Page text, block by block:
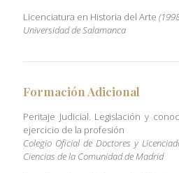
Licenciatura en Historia del Arte
Universidad de Salamanca
Formación Adicional
Peritaje Judicial. Legislación y
ejercicio de la profesión
Colegio Oficial de Doctores y
Ciencias de la Comunidad de Madrid